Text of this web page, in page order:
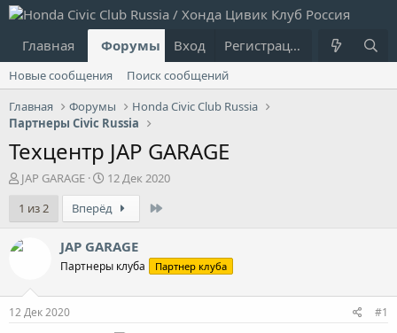
Главная Форумы Что нового?
Вход Регистрация
Новые сообщения
Поиск сообщений
Главная
Форумы
Honda Civic Club Russia
Партнеры Civic Russia
Техцентр JAP GARAGE
А
т
о
р
т
ы
JAP GARAGE
Д
а
т
а
н
а
ч
12 Дек 2020
1 из 2
Вперёд
JAP GARAGE
Партнеры клуба Партнер клуба
12 Дек 2020 #1